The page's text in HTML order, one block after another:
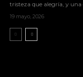
tristeza que alegría, y
19 mayo, 2026